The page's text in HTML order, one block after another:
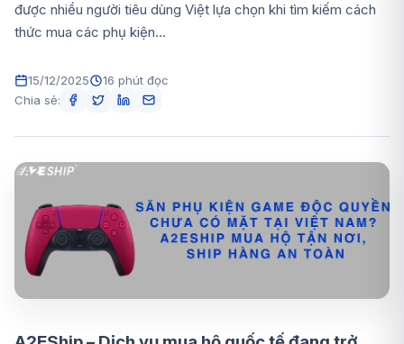
được nhiều người tiêu dùng Việt lựa chọn khi tìm kiếm cách
thức mua các phụ kiện...
15/12/2025
16 phút đọc
Chia sẻ: